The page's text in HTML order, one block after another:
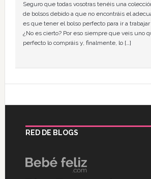
Seguro que todas vosotras tenéis una
de bolsos debido a que no encontráis el
es que tener el bolso perfecto para ir a
¿No es cierto? Por eso siempre que veis uno
perfecto lo compráis y, finalmente, lo […]
RED DE BLOGS